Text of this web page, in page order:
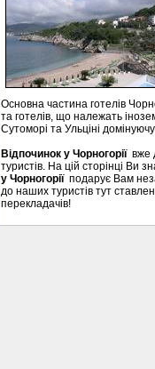
Основна частина готелів
та готелів, що належать
Сутоморі та Ульціні
Відпочинок у Чорногорії вже
туристів. На цій сторінці Ви
у Чорногоріїподарує Вам
до наших туристів тут
перекладачів!